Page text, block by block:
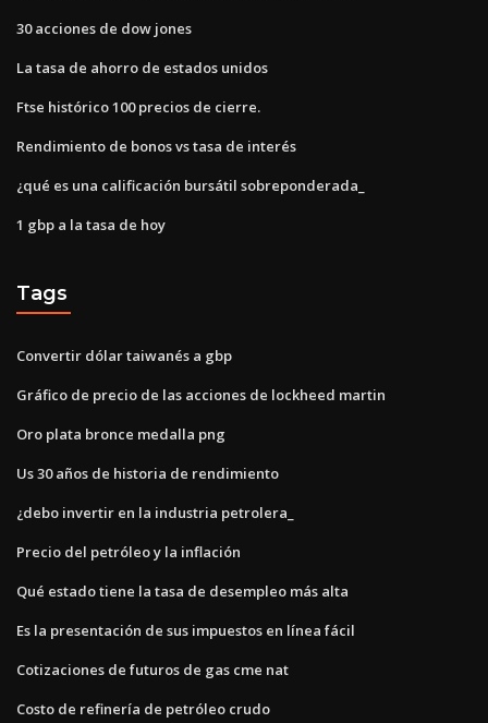
30 acciones de dow jones
La tasa de ahorro de estados unidos
Ftse histórico 100 precios de cierre.
Rendimiento de bonos vs tasa de interés
¿qué es una calificación bursátil sobreponderada_
1 gbp a la tasa de hoy
Tags
Convertir dólar taiwanés a gbp
Gráfico de precio de las acciones de lockheed martin
Oro plata bronce medalla png
Us 30 años de historia de rendimiento
¿debo invertir en la industria petrolera_
Precio del petróleo y la inflación
Qué estado tiene la tasa de desempleo más alta
Es la presentación de sus impuestos en línea fácil
Cotizaciones de futuros de gas cme nat
Costo de refinería de petróleo crudo